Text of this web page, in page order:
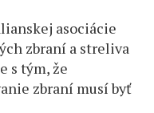
asociácie
zbraní a streliva
s tým, že
zbraní musí byť